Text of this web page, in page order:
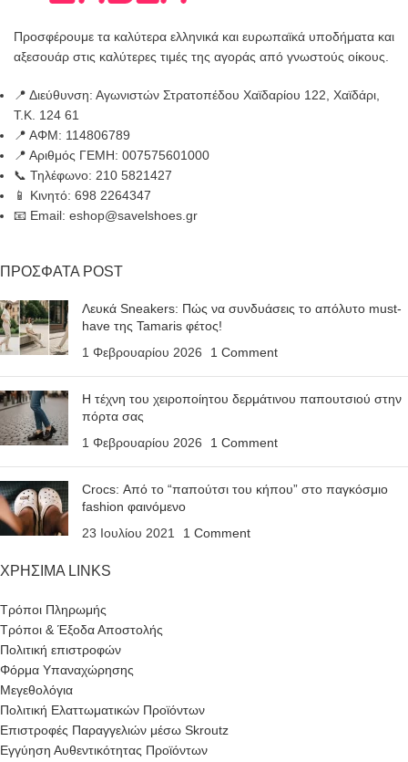
Προσφέρουμε τα καλύτερα ελληνικά και ευρωπαϊκά υποδήματα και
αξεσουάρ στις καλύτερες τιμές της αγοράς από γνωστούς οίκους.
📍 Διεύθυνση: Αγωνιστών Στρατοπέδου Χαϊδαρίου 122, Χαϊδάρι,
Τ.Κ. 124 61
📍 ΑΦΜ: 114806789
📍 Αριθμός ΓΕΜΗ: 007575601000
📞 Τηλέφωνο: 210 5821427
📱 Κινητό: 698 2264347
📧 Email: eshop@savelshoes.gr
ΠΡΟΣΦΑΤΑ POST
Λευκά Sneakers: Πώς να συνδυάσεις το απόλυτο must-
have της Tamaris φέτος!
1 Φεβρουαρίου 2026
1 Comment
Η τέχνη του χειροποίητου δερμάτινου παπουτσιού στην
πόρτα σας
1 Φεβρουαρίου 2026
1 Comment
Crocs: Από το “παπούτσι του κήπου” στο παγκόσμιο
fashion φαινόμενο
23 Ιουλίου 2021
1 Comment
ΧΡΗΣΙΜΑ LINKS
Τρόποι Πληρωμής
Τρόποι & Έξοδα Αποστολής
Πολιτική επιστροφών
Φόρμα Υπαναχώρησης
Μεγεθολόγια
Πολιτική Ελαττωματικών Προϊόντων
Επιστροφές Παραγγελιών μέσω Skroutz
Εγγύηση Αυθεντικότητας Προϊόντων